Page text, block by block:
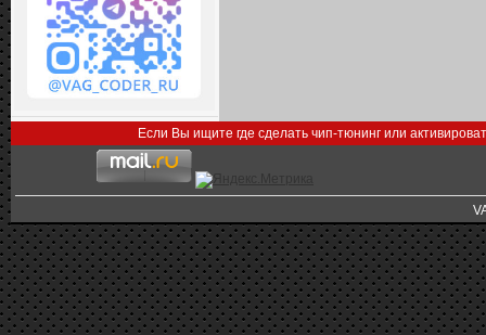
Если Вы ищите где сделать чип-тюнинг или